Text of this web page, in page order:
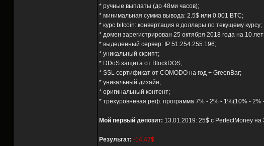
* ручные выплаты (до 48ми часов);
* минимальная сумма вывода: 2.5$ или 0.001 BTC;
* курс bitcoin: конвертация в доллары по текущему курсу;
* домен зарегистрирован 25 октября 2018 года на 10
* выделенный сервер: IP 51.254.255.196;
* уникальный скрипт;
* DDoS защита от BlockDOS;
* SSL сертификат от COMODO на год + GreenBar;
* уникальный дизайн;
* оригинальный контент;
* трёхуровневая реф. программа 7% - 2% - 1%(10% - 2%
Мой первый депозит: 13.01.2019: 25$ с PerfectMoney на
Результат: -14.47$